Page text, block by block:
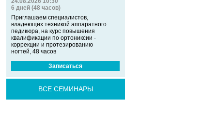
6 дней (48 часов)
Приглашаем специалистов,
владеющих техникой аппаратного
педикюра, на курс повышения
квалификации по ортониксии -
коррекции и протезированию
ногтей, 48 часов
Записаться
ВСЕ СЕМИНАРЫ